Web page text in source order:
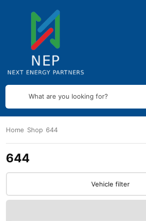
What are you looking for?
Home Shop 644
644
Vehicle filter